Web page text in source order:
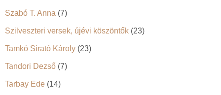
Szabó T. Anna (7)
Szilveszteri versek, újévi köszöntők (23)
Tamkó Sirató Károly (23)
Tandori Dezső (7)
Tarbay Ede (14)